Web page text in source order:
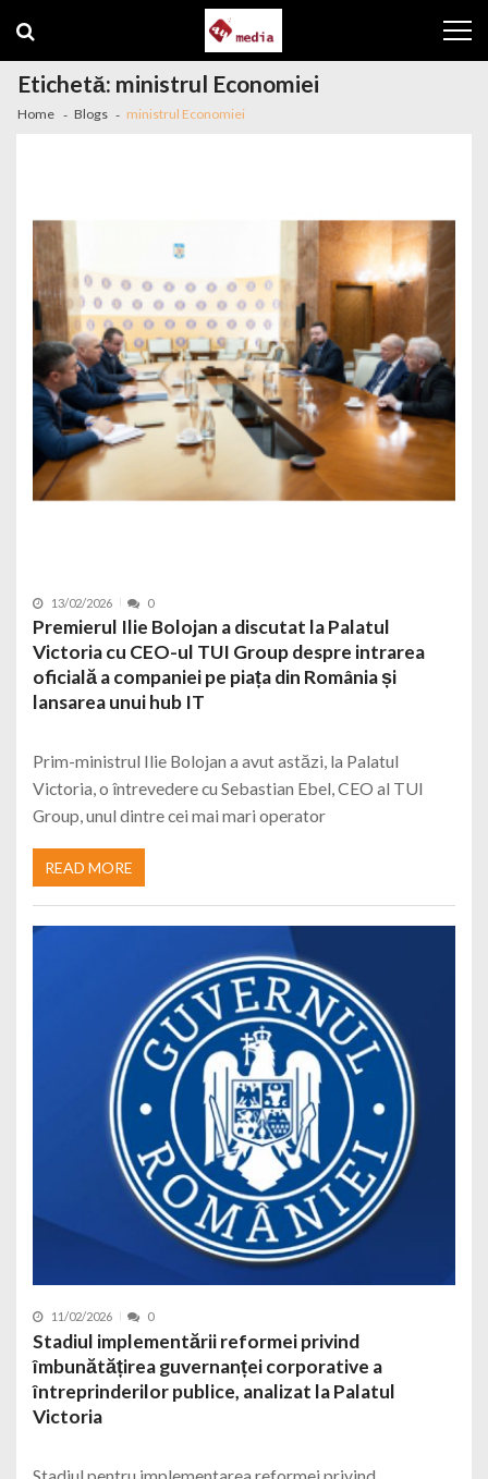
Etichetă: ministrul Economiei
Home Blogs ministrul Economiei
13/02/2026 0
Premierul Ilie Bolojan a discutat la Palatul
Victoria cu CEO-ul TUI Group despre intrarea
oficială a companiei pe piața din România și
lansarea unui hub IT
Prim-ministrul Ilie Bolojan a avut astăzi, la Palatul
Victoria, o întrevedere cu Sebastian Ebel, CEO al TUI
Group, unul dintre cei mai mari operator
READ MORE
11/02/2026 0
Stadiul implementării reformei privind
îmbunătățirea guvernanței corporative a
întreprinderilor publice, analizat la Palatul
Victoria
Stadiul pentru implementarea reformei privind